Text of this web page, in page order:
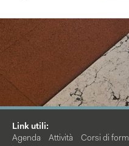
Link utili:
Agenda
Attività Corsi di